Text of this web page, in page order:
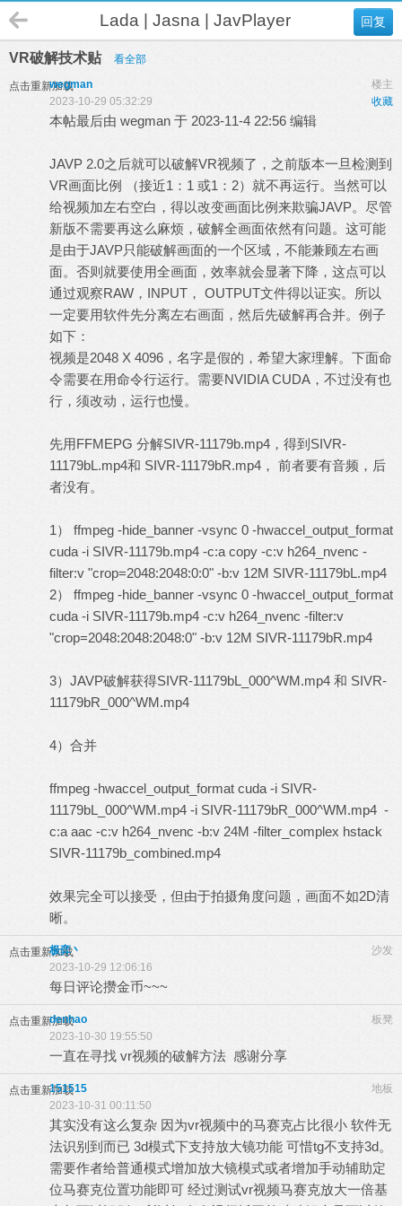
回复
Lada | Jasna | JavPlayer
VR破解技术贴 看全部
点击重新加载 楼主
wegman
收藏
2023-10-29 05:32:29
本帖最后由 wegman 于 2023-11-4 22:56 编辑
JAVP 2.0之后就可以破解VR视频了，之前版本一旦检测到
VR画面比例 （接近1：1 或1：2）就不再运行。当然可以
给视频加左右空白，得以改变画面比例来欺骗JAVP。尽管
新版不需要再这么麻烦，破解全画面依然有问题。这可能
是由于JAVP只能破解画面的一个区域，不能兼顾左右画
面。否则就要使用全画面，效率就会显著下降，这点可以
通过观察RAW，INPUT， OUTPUT文件得以证实。所以
一定要用软件先分离左右画面，然后先破解再合并。例子
如下：
视频是2048 X 4096，名字是假的，希望大家理解。下面命
令需要在用命令行运行。需要NVIDIA CUDA，不过没有也
行，须改动，运行也慢。
先用FFMEPG 分解SIVR-11179b.mp4，得到SIVR-
11179bL.mp4和 SIVR-11179bR.mp4， 前者要有音频，后
者没有。
1） ffmpeg -hide_banner -vsync 0 -hwaccel_output_format
cuda -i SIVR-11179b.mp4 -c:a copy -c:v h264_nvenc -
filter:v "crop=2048:2048:0:0" -b:v 12M SIVR-11179bL.mp4
2） ffmpeg -hide_banner -vsync 0 -hwaccel_output_format
cuda -i SIVR-11179b.mp4 -c:v h264_nvenc -filter:v
"crop=2048:2048:2048:0" -b:v 12M SIVR-11179bR.mp4
3）JAVP破解获得SIVR-11179bL_000^WM.mp4 和 SIVR-
11179bR_000^WM.mp4
4）合并
ffmpeg -hwaccel_output_format cuda -i SIVR-
11179bL_000^WM.mp4 -i SIVR-11179bR_000^WM.mp4 -
c:a aac -c:v h264_nvenc -b:v 24M -filter_complex hstack
SIVR-11179b_combined.mp4
效果完全可以接受，但由于拍摄角度问题，画面不如2D清
晰。
点击重新加载 沙发
极弈丶
2023-10-29 12:06:16
每日评论攒金币~~~
点击重新加载 板凳
denhao
2023-10-30 19:55:50
一直在寻找 vr视频的破解方法 感谢分享
点击重新加载 地板
151515
2023-10-31 00:11:50
其实没有这么复杂 因为vr视频中的马赛克占比很小 软件无
法识别到而已 3d模式下支持放大镜功能 可惜tg不支持3d。
需要作者给普通模式增加放大镜模式或者增加手动辅助定
位马赛克位置功能即可 经过测试vr视频马赛克放大一倍基